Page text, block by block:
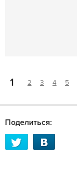
1 2 3 4 5
Поделиться: